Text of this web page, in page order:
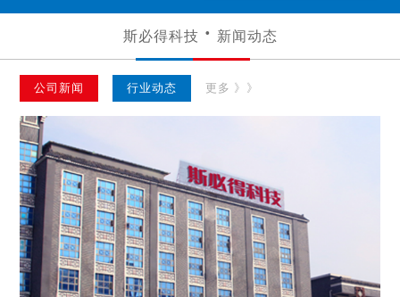
斯必得科技 新闻动态
公司新闻 行业动态 更多 》》